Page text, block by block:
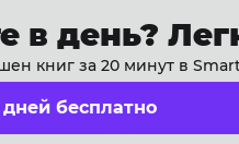
в день?
книг за 20 минут в
бесплатно